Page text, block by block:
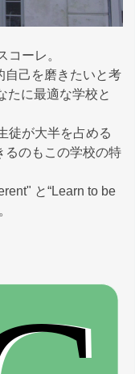
コーレ。
自己を磨きたいと考
たに最適な学校と
徒が大半を占める
るのもこの学校の特
と“Learn to be